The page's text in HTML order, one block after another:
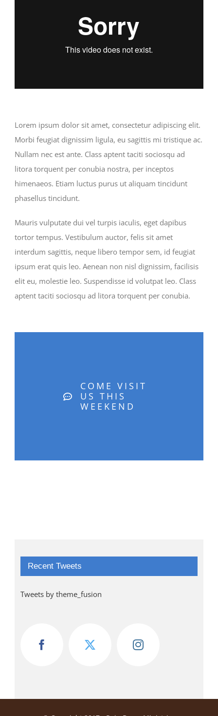
Lorem ipsum dolor sit amet, consectetur adipiscing elit.
Morbi feugiat dignissim ligula, eu sagittis mi tristique ac.
Nullam nec est ante. Class aptent taciti sociosqu ad
litora torquent per conubia nostra, per inceptos
himenaeos. Etiam luctus purus ut aliquam tincidunt
phasellus tincidunt.
Mauris vulputate dui vel turpis iaculis, eget dapibus
tortor tempus. Vestibulum auctor, felis sit amet
interdum sagittis, neque libero tempor sem, id feugiat
ipsum erat quis leo. Aenean non nisl dignissim, facilisis
elit eu, molestie leo. Suspendisse id volutpat leo. Class
aptent taciti sociosqu ad litora torquent per conubia.
COME VISIT
US THIS
WEEKEND
Recent Tweets
Tweets by theme_fusion